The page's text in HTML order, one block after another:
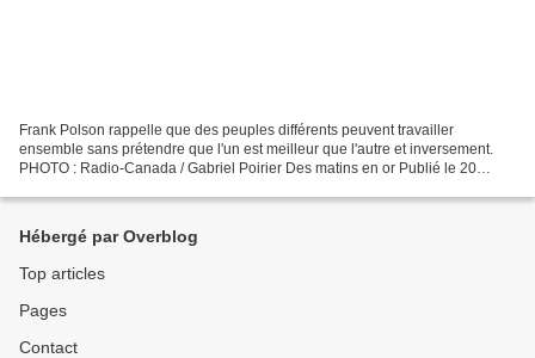
Frank Polson rappelle que des peuples différents peuvent travailler
ensemble sans prétendre que l'un est meilleur que l'autre et inversement.
PHOTO : Radio-Canada / Gabriel Poirier Des matins en or Publié le 20
Hébergé par Overblog
Top articles
Pages
Contact